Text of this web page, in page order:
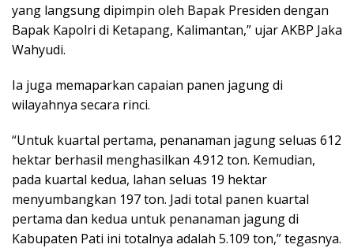
yang langsung dipimpin oleh Bapak Presiden dengan
Bapak Kapolri di Ketapang, Kalimantan,” ujar AKBP Jaka
Wahyudi.
Ia juga memaparkan capaian panen jagung di
wilayahnya secara rinci.
“Untuk kuartal pertama, penanaman jagung seluas 612
hektar berhasil menghasilkan 4.912 ton. Kemudian,
pada kuartal kedua, lahan seluas 19 hektar
menyumbangkan 197 ton. Jadi total panen kuartal
pertama dan kedua untuk penanaman jagung di
Kabupaten Pati ini totalnya adalah 5.109 ton,” tegasnya.